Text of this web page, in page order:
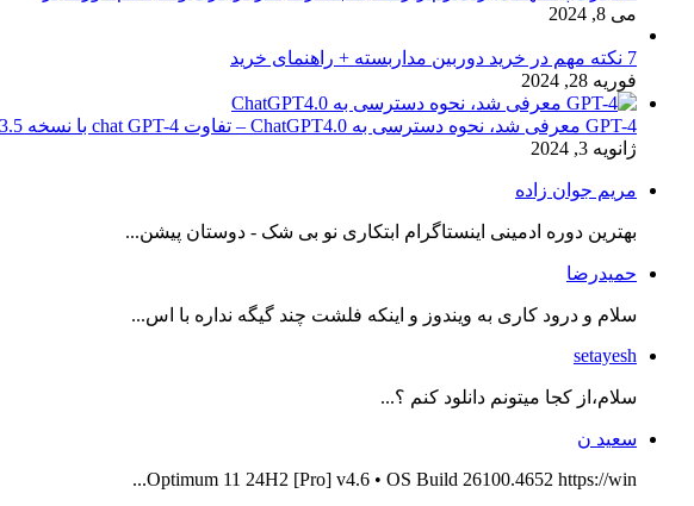
می 8, 2024
7 نکته مهم در خرید دوربین مداربسته + راهنمای خرید
فوریه 28, 2024
GPT-4 معرفی شد، نحوه دسترسی به ChatGPT4.0 – تفاوت chat GPT-4 با نسخه 3.5
ژانویه 3, 2024
مریم جوان زاده
بهترین دوره ادمینی اینستاگرام ابتکاری نو بی شک - دوستان پیشن...
حمیدرضا
سلام و درود کاری به ویندوز و اینکه فلشت چند گیگه نداره با اس...
setayesh
سلام،از کجا میتونم دانلود کنم ؟...
سعید ن
Optimum 11 24H2 [Pro] v4.6 • OS Build 26100.4652 https://win...